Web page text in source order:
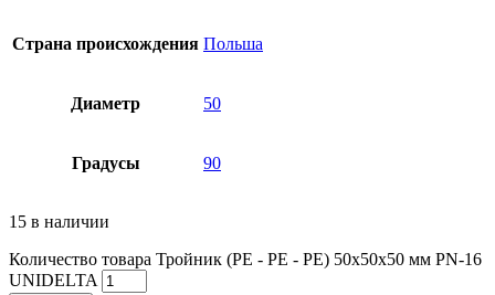
Страна происхождения Польша
Диаметр 50
Градусы 90
15 в наличии
Количество товара Тройник (PE - PE - PE) 50х50х50 мм PN-16
UNIDELTA